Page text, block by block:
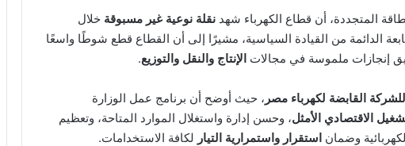
المتجددة، أن قطاع الكهرباء شهد نقلة نوعية غير مسبوقة خلال
الدائمة من القيادة السياسية، مشيرًا إلى أن القطاع قطع شوطًا واسعًا
إنجازات ملموسة في مجالات الإنتاج والنقل والتوزيع.
القابضة لكهرباء مصر ، حيث أوضح أن برنامج عمل الوزارة
الاقتصادي الأمثل، وحسن إدارة واستغلال الموارد المتاحة، وتعظيم
وضمان استقرار واستمرارية التيار لكافة الاستخدامات.